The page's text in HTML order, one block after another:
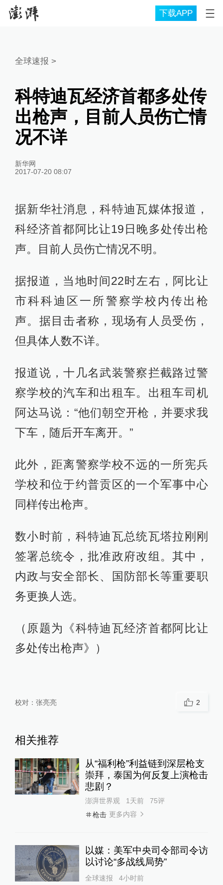
下载APP
全球速报 >
科特迪瓦经济首都多处传
出枪声，目前人员伤亡情
况不详
新华网
2017-07-20 08:07
据新华社消息，科特迪瓦媒体报道，
科经济首都阿比让19日晚多处传出枪
声。目前人员伤亡情况不明。
据报道，当地时间22时左右，阿比让
市科科迪区一所警察学校内传出枪
声。据目击者称，现场有人员受伤，
但具体人数不详。
报道说，十几名武装警察拦截路过警
察学校的汽车和出租车。出租车司机
阿达马说：“他们朝空开枪，并要求我
下车，随后开车离开。”
此外，距离警察学校不远的一所宪兵
学校和位于约普贡区的一个军事中心
同样传出枪声。
数小时前，科特迪瓦总统瓦塔拉刚刚
签署总统令，批准政府改组。其中，
内政与安全部长、国防部长等重要职
务更换人选。
（原题为《科特迪瓦经济首都阿比让
多处传出枪声》）
校对： 张亮亮 2
相关推荐
从“福利枪”利益链到深层枪支
崇拜，泰国为何反复上演枪击
悲剧？
澎湃世界观 1天前 75评
枪击 更多内容
以媒：美军中央司令部司令访
以讨论“多战线局势”
全球速报 4小时前